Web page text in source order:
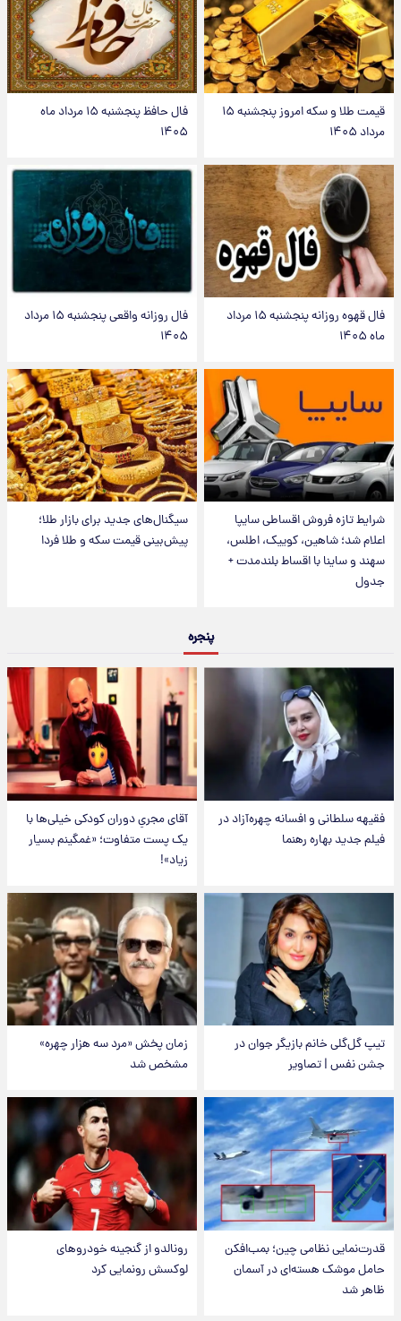
قیمت طلا و سکه امروز پنجشنبه ۱۵
مرداد ۱۴۰۵
فال حافظ پنجشنبه ۱۵ مرداد ماه
۱۴۰۵
فال قهوه روزانه پنجشنبه ۱۵ مرداد
ماه ۱۴۰۵
فال روزانه واقعی پنجشنبه ۱۵ مرداد
۱۴۰۵
شرایط تازه فروش اقساطی سایپا
اعلام شد؛ شاهین، کوییک، اطلس،
سهند و ساینا با اقساط بلندمدت +
جدول
سیگنال‌های جدید برای بازار طلا؛
پیش‌بینی قیمت سکه و طلا فردا
پنجره
فقیهه سلطانی و افسانه چهره‌آزاد در
فیلم جدید بهاره رهنما
آقای مجریِ دوران کودکی خیلی‌ها با
یک پست متفاوت؛ «غمگینم بسیار
زیاد»!
تیپ گل‌گلی خانم بازیگر جوان در
جشن نفس | تصاویر
زمان پخش «مرد سه هزار چهره»
مشخص شد
قدرت‌نمایی نظامی چین؛ بمب‌افکن
حامل موشک هسته‌ای در آسمان
ظاهر شد
رونالدو از گنجینه خودروهای
لوکسش رونمایی کرد